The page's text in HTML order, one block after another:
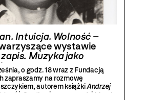
Intuicja. Wolność –
wystawie
Muzyka jako
o godz. 18 wraz z Fundacją
zapraszamy na rozmowę
autorem książkiAndrzej
. Spotkanie poprowadzi Marek